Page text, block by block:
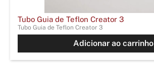
Tubo Guia de Teflon Creator 3
Tubo Guia de Teflon Creator 3
Adicionar ao carrinho